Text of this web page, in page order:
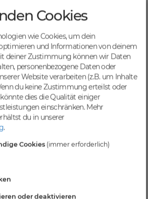
Domaintransfers.
deinen Online-
mit DomainCatcher
ist dein Schlüssel
Online-Erfolg. Mit unserem
Angebot an Domains kannst
Online-Präsenz optimieren
Zielgruppe gezielt
Nutze die Möglichkeit,
Traffic anzuziehen und deine
in Suchmaschinen zu
von einer
Auswahl an
DomainCatcher findest du eine
Cookies
wie Cookies, um dein
und Informationen von deinem
deiner Zustimmung können wir Daten
personenbezogene Daten oder
Website verarbeiten (z.B. um Inhalte
du keine Zustimmung erteilst oder
dies die Qualität einiger
einschränken. Mehr
du in unserer
.
Cookies (immer erforderlich)
oder deaktivieren